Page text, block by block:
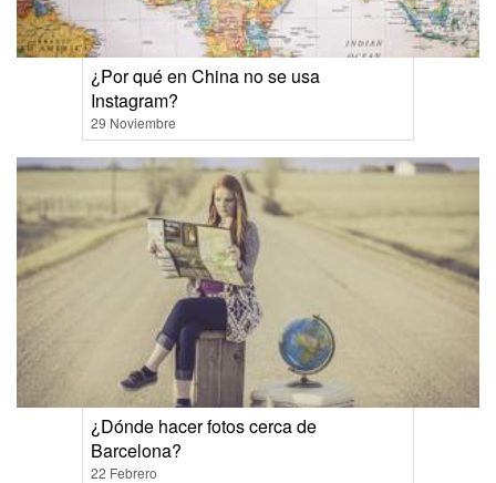
¿Por qué en China no se usa
Instagram?
29 Noviembre
¿Dónde hacer fotos cerca de
Barcelona?
22 Febrero